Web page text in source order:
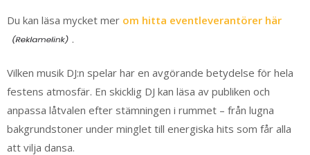
Du kan läsa mycket mer om hitta eventleverantörer här
.
Vilken musik DJ:n spelar har en avgörande betydelse för hela
festens atmosfär. En skicklig DJ kan läsa av publiken och
anpassa låtvalen efter stämningen i rummet – från lugna
bakgrundstoner under minglet till energiska hits som får alla
att vilja dansa.